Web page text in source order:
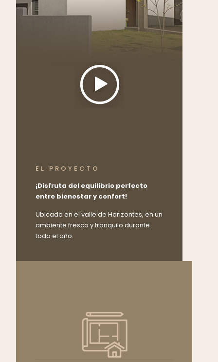
EL PROYECTO
¡Disfruta del equilibrio perfecto
entre bienestar y confort!
Ubicado en el valle de Horizontes, en un
ambiente fresco y tranquilo durante
todo el año.